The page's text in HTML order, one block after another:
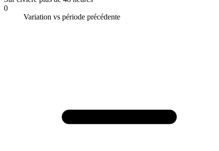
0
Variation vs période précédente